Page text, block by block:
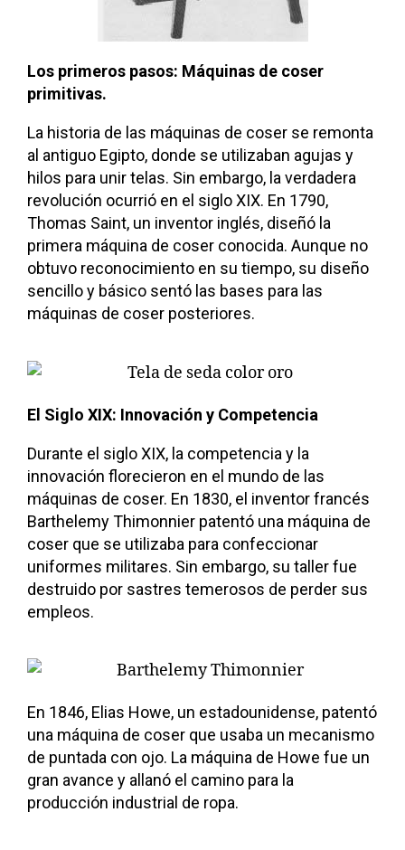
Los primeros pasos: Máquinas de coser
primitivas.
La historia de las máquinas de coser se remonta
al antiguo Egipto, donde se utilizaban agujas y
hilos para unir telas. Sin embargo, la verdadera
revolución ocurrió en el siglo XIX. En 1790,
Thomas Saint, un inventor inglés, diseñó la
primera máquina de coser conocida. Aunque no
obtuvo reconocimiento en su tiempo, su diseño
sencillo y básico sentó las bases para las
máquinas de coser posteriores.
El Siglo XIX: Innovación y Competencia
Durante el siglo XIX, la competencia y la
innovación florecieron en el mundo de las
máquinas de coser. En 1830, el inventor francés
Barthelemy Thimonnier patentó una máquina de
coser que se utilizaba para confeccionar
uniformes militares. Sin embargo, su taller fue
destruido por sastres temerosos de perder sus
empleos.
En 1846, Elias Howe, un estadounidense, patentó
una máquina de coser que usaba un mecanismo
de puntada con ojo. La máquina de Howe fue un
gran avance y allanó el camino para la
producción industrial de ropa.